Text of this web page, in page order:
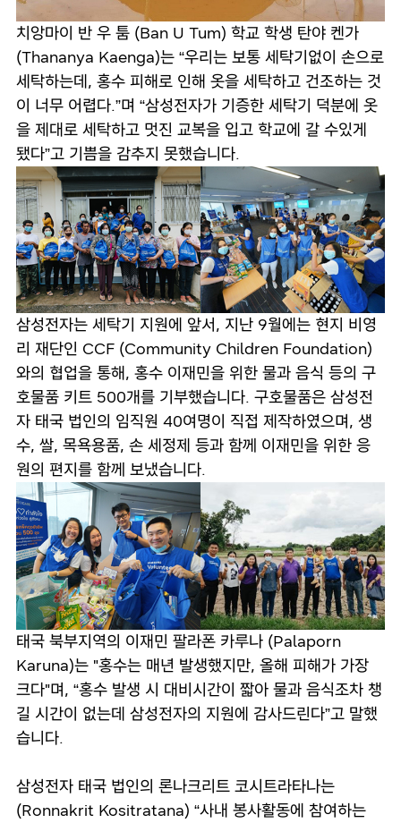
치앙마이 반 우 툼 (Ban U Tum) 학교 학생 탄야 켄가
(Thananya Kaenga)는 “우리는 보통 세탁기없이 손으로
세탁하는데, 홍수 피해로 인해 옷을 세탁하고 건조하는 것
이 너무 어렵다.”며 “삼성전자가 기증한 세탁기 덕분에 옷
을 제대로 세탁하고 멋진 교복을 입고 학교에 갈 수있게
됐다”고 기쁨을 감추지 못했습니다.
삼성전자는 세탁기 지원에 앞서, 지난 9월에는 현지 비영
리 재단인 CCF (Community Children Foundation)
와의 협업을 통해, 홍수 이재민을 위한 물과 음식 등의 구
호물품 키트 500개를 기부했습니다. 구호물품은 삼성전
자 태국 법인의 임직원 40여명이 직접 제작하였으며, 생
수, 쌀, 목욕용품, 손 세정제 등과 함께 이재민을 위한 응
원의 편지를 함께 보냈습니다.
태국 북부지역의 이재민 팔라폰 카루나 (Palaporn
Karuna)는 "홍수는 매년 발생했지만, 올해 피해가 가장
크다"며, “홍수 발생 시 대비시간이 짧아 물과 음식조차 챙
길 시간이 없는데 삼성전자의 지원에 감사드린다”고 말했
습니다.
삼성전자 태국 법인의 론나크리트 코시트라타나는
(Ronnakrit Kositratana) “사내 봉사활동에 참여하는